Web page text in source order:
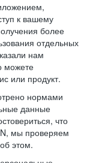
к вашему
более
отдельных
нам
можете
или продукт.
нормами
данные
что
мы проверяем
этом.